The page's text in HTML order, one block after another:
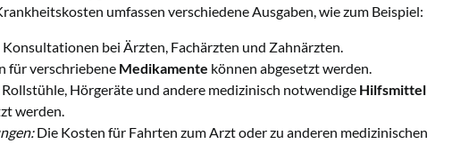
umfassen verschiedene Ausgaben, wie zum Beispiel:
bei Ärzten, Fachärzten und Zahnärzten.
für verschriebene Medikamente können abgesetzt werden.
Hörgeräte und andere medizinisch notwendige Hilfsmittel
werden.
Die Kosten für Fahrten zum Arzt oder zu anderen medizinischen